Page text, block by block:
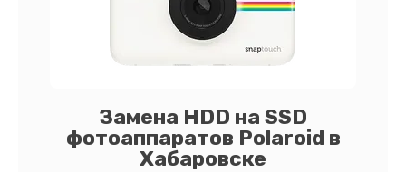
Замена HDD на SSD
фотоаппаратов Polaroid в
Хабаровске